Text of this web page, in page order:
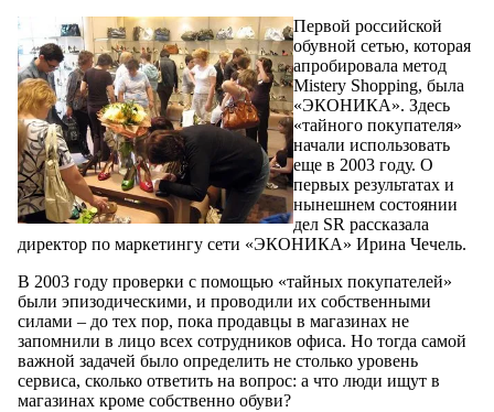
Первой российской
обувной сетью, которая
апробировала метод
Mistery Shopping, была
«ЭКОНИКА». Здесь
«тайного покупателя»
начали использовать
еще в 2003 году. О
первых результатах и
нынешнем состоянии
дел SR рассказала
директор по маркетингу сети «ЭКОНИКА» Ирина Чечель.
В 2003 году проверки с помощью «тайных покупателей»
были эпизодическими, и проводили их собственными
силами – до тех пор, пока продавцы в магазинах не
запомнили в лицо всех сотрудников офиса. Но тогда самой
важной задачей было определить не столько уровень
сервиса, сколько ответить на вопрос: а что люди ищут в
магазинах кроме собственно обуви?